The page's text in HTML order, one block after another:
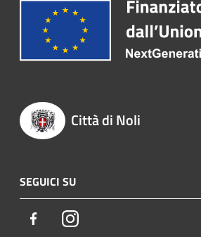
Città di Noli
SEGUICI SU
FacebookInstagram